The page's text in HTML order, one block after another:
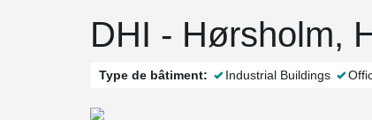
DHI - Hørsholm,
Type de bâtiment: Industrial Buildings